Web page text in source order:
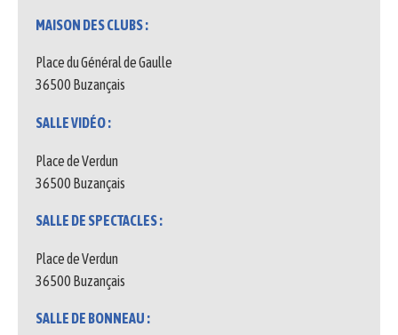
MAISON DES CLUBS :
Place du Général de Gaulle
36500 Buzançais
SALLE VIDÉO :
Place de Verdun
36500 Buzançais
SALLE DE SPECTACLES :
Place de Verdun
36500 Buzançais
SALLE DE BONNEAU :